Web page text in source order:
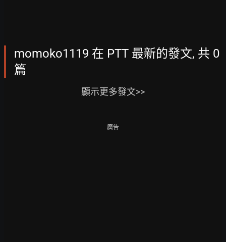
momoko1119 在 PTT 最新的發文, 共 0
篇
顯示更多發文>>
廣告